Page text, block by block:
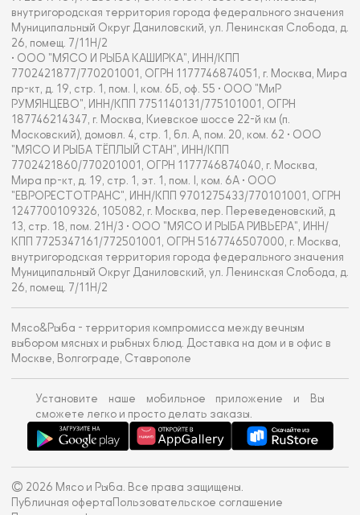
внутригородская территория города федерального значения
Муниципальный Округ Даниловский, ул. Ленинская Слобода, д.
26, помещ. 7/11Н/2
• ООО "МЯСО И РЫБА КАШИРКА", ИНН/КПП
7702421877/770201001, ОГРН 1177746874051, г. Москва, Мира
пр-кт, д. 19, стр. 1, пом. I, ком. 6Б, оф. 55 • ООО "МиР
РУМЯНЦЕВО", ИНН/КПП 7751140131/775101001, ОГРН
187746214347, г. Москва, Киевское шоссе 22-й км (п.
Московский), домовл. 4, стр. 1, бл. А, пом. 20, ком. 62 • ООО
"МЯСО И РЫБА ТЁПЛЫЙ СТАН", ИНН/КПП
7702421860/770201001, ОГРН 1177746874040, г. Москва,
Мира пр-кт, д. 19, стр. 1, эт. 1, пом. I, ком. 6А • ООО
"ЕВРОРЕСТОТРАНС", ИНН/КПП 9701275433/770101001, ОГРН
1247700109326, 105082, г. Москва, пер. Переведеновский, д
13, стр. 18, пом. 21Н/3 • ООО "МЯСО И РЫБА РИВЬЕРА", ИНН/
КПП 7725347161/772501001, ОГРН 5167746507000, г. Москва,
внутригородская территория города федерального значения
Муниципальный Округ Даниловский, ул. Ленинская Слобода, д.
26, помещ. 7/11Н/2
Мясо&Рыба - территория компромисса между вечным
выбором мясных и рыбных блюд. Доставка на дом и в офис в
Москве, Волгограде, Ставрополе
Установите наше мобильное приложение и Вы
сможете легко и просто делать заказы.
© 2026 Мясо и Рыба. Все права защищены.
Публичная оферта Пользовательское соглашение